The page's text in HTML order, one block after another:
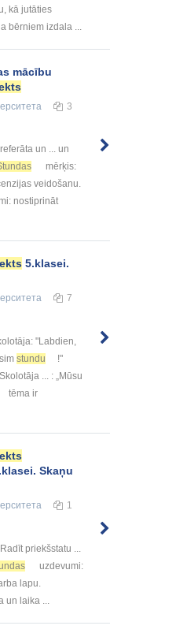
kā jutāties
bērniem izdala ...
mācību
3
un ... un
mērķis:
veidošanu.
nostiprināt
5.klasei.
7
"Labdien,
stundu
!"
... : „Mūsu
tēma ir
Skaņu
1
priekšstatu ...
uzdevumi:
lapu.
un laika ...